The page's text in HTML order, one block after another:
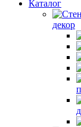
Каталог
декор